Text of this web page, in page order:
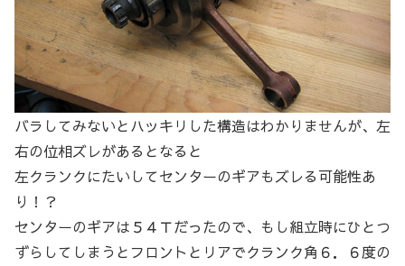
バラしてみないとハッキリした構造はわかりませんが、左
右の位相ズレがあるとなると
左クランクにたいしてセンターのギアもズレる可能性あ
り！？
センターのギアは５４Ｔだったので、もし組立時にひとつ
ずらしてしまうとフロントとリアでクランク角６．６度の